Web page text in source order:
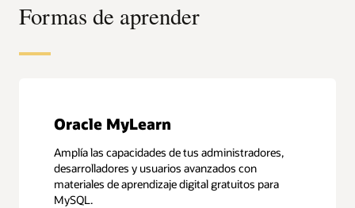
Formas de aprender
Oracle MyLearn
Amplía las capacidades de tus administradores,
desarrolladores y usuarios avanzados con
materiales de aprendizaje digital gratuitos para
MySQL.